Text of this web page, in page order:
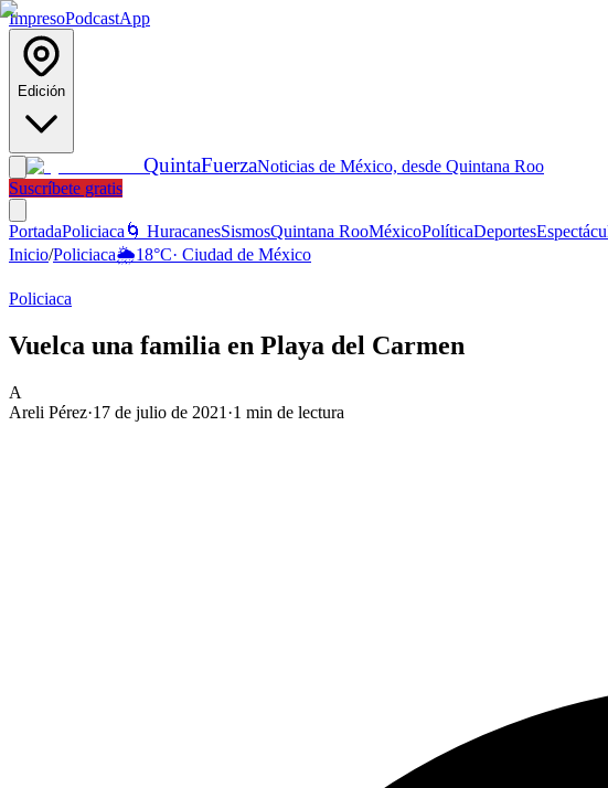
ImpresoPodcastApp
Edición
QuintaFuerzaNoticias de México, desde Quintana Roo
Suscríbete gratis
PortadaPoliciaca 🌀 HuracanesSismosQuintana RooMéxicoPolíticaDeportes
Inicio/Policiaca🌦️18°C· Ciudad de México
Policiaca
Vuelca una familia en Playa del Carmen
A
Areli Pérez·17 de julio de 2021 ·1 min de lectura